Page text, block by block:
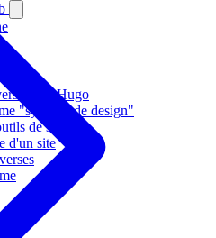
de Hugo
"système de design"
de suivi
d'un site